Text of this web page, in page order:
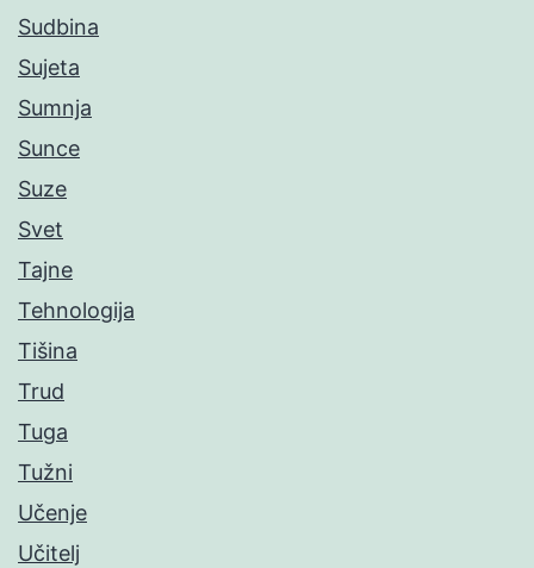
Sudbina
Sujeta
Sumnja
Sunce
Suze
Svet
Tajne
Tehnologija
Tišina
Trud
Tuga
Tužni
Učenje
Učitelj